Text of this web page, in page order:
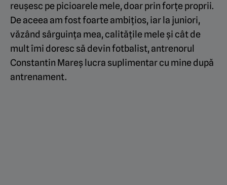
reuşesc pe picioarele mele, doar prin forţe proprii.
De aceea am fost foarte ambiţios, iar la juniori,
văzând sârguinţa mea, calităţile mele şi cât de
mult îmi doresc să devin fotbalist, antrenorul
Constantin Mareş lucra suplimentar cu mine după
antrenament.